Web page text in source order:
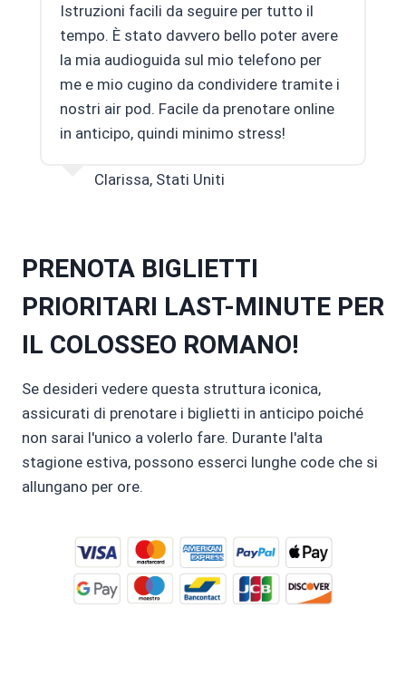
Istruzioni facili da seguire per tutto il
tempo. È stato davvero bello poter avere
la mia audioguida sul mio telefono per
me e mio cugino da condividere tramite i
nostri air pod. Facile da prenotare online
in anticipo, quindi minimo stress!
Clarissa, Stati Uniti
PRENOTA BIGLIETTI
PRIORITARI LAST-MINUTE PER
IL COLOSSEO ROMANO!
Se desideri vedere questa struttura iconica,
assicurati di prenotare i biglietti in anticipo poiché
non sarai l'unico a volerlo fare. Durante l'alta
stagione estiva, possono esserci lunghe code che si
allungano per ore.